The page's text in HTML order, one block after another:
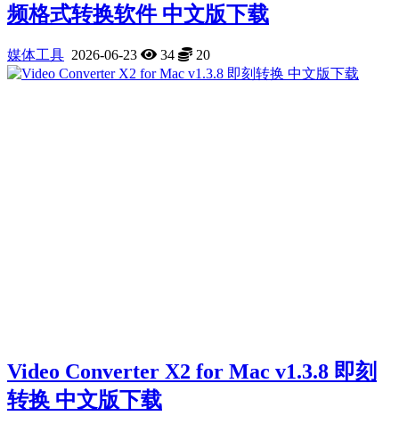
频格式转换软件 中文版下载
媒体工具 2026-06-23 34 20
Video Converter X2 for Mac v1.3.8 即刻
转换 中文版下载